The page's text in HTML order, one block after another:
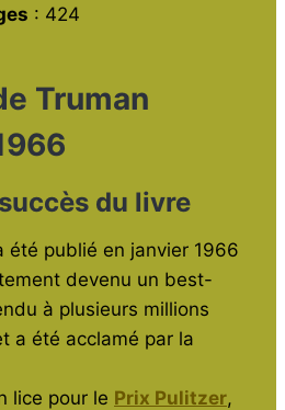
: 424
Truman
du livre
été publié en janvier 1966
devenu un best-
à plusieurs millions
a été acclamé par la
lice pour le Prix Pulitzer,